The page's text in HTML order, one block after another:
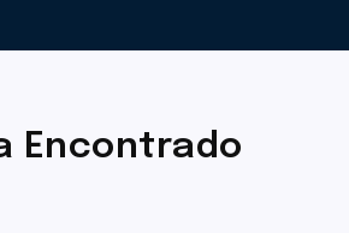
Encontrado